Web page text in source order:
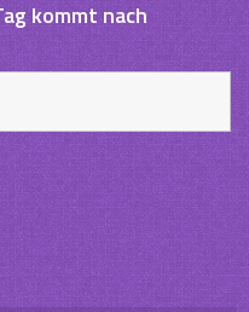
kommt nach